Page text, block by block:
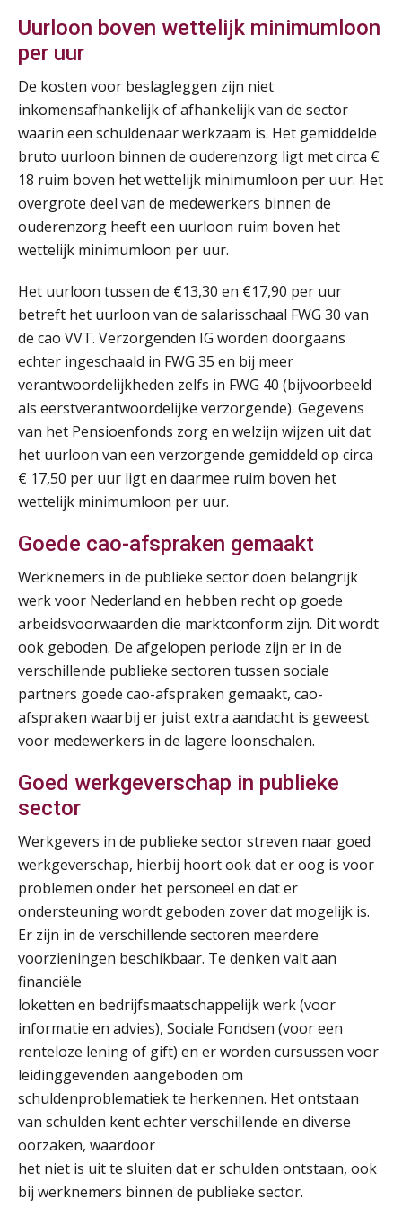
Uurloon boven wettelijk minimumloon
per uur
De kosten voor beslagleggen zijn niet
inkomensafhankelijk of afhankelijk van de sector
waarin een schuldenaar werkzaam is. Het gemiddelde
bruto uurloon binnen de ouderenzorg ligt met circa €
18 ruim boven het wettelijk minimumloon per uur. Het
overgrote deel van de medewerkers binnen de
ouderenzorg heeft een uurloon ruim boven het
wettelijk minimumloon per uur.
Het uurloon tussen de €13,30 en €17,90 per uur
betreft het uurloon van de salarisschaal FWG 30 van
de cao VVT. Verzorgenden IG worden doorgaans
echter ingeschaald in FWG 35 en bij meer
verantwoordelijkheden zelfs in FWG 40 (bijvoorbeeld
als eerstverantwoordelijke verzorgende). Gegevens
van het Pensioenfonds zorg en welzijn wijzen uit dat
het uurloon van een verzorgende gemiddeld op circa
€ 17,50 per uur ligt en daarmee ruim boven het
wettelijk minimumloon per uur.
Goede cao-afspraken gemaakt
Werknemers in de publieke sector doen belangrijk
werk voor Nederland en hebben recht op goede
arbeidsvoorwaarden die marktconform zijn. Dit wordt
ook geboden. De afgelopen periode zijn er in de
verschillende publieke sectoren tussen sociale
partners goede cao-afspraken gemaakt, cao-
afspraken waarbij er juist extra aandacht is geweest
voor medewerkers in de lagere loonschalen.
Goed werkgeverschap in publieke
sector
Werkgevers in de publieke sector streven naar goed
werkgeverschap, hierbij hoort ook dat er oog is voor
problemen onder het personeel en dat er
ondersteuning wordt geboden zover dat mogelijk is.
Er zijn in de verschillende sectoren meerdere
voorzieningen beschikbaar. Te denken valt aan
financiële
loketten en bedrijfsmaatschappelijk werk (voor
informatie en advies), Sociale Fondsen (voor een
renteloze lening of gift) en er worden cursussen voor
leidinggevenden aangeboden om
schuldenproblematiek te herkennen. Het ontstaan
van schulden kent echter verschillende en diverse
oorzaken, waardoor
het niet is uit te sluiten dat er schulden ontstaan, ook
bij werknemers binnen de publieke sector.
De mensen achter de loonstrook: in
28
AUG
Online Vakopleiding Payroll Services (VPS)
28
AUG
Opfriscursus VPS (NIRPA PE)
Markus Verbeek Praehep
31
AUG
Praktijkdiploma Loonadministratie (PDL®)
Markus Verbeek Praehep
01
03
MOCuitgevers
07
SEP
MOCuitgevers
08
SEP
Online Excel training voor de salarisadministrateur (verdieping)
MOCuitgevers
08
09
SEP
Cursus Samenwerken financiële- en salarisadministratie
MOCuitgevers
16
SEP
Online cursus Disfunctionerende werknemer: wat nu?
MOCuitgevers
SEP
MOCuitgevers
17
SEP
MOCuitgevers
17
SEP
SD Worx
17
SEP
MOCuitgevers
21
SEP
Pensioen voor de salarisprofessional: ontdek welke verdieping bij jou past
MOCuitgevers
24
SEP
Online cursus Zzp’er, de Wet DBA en schijnzelfstandigheid
MOCuitgevers
24